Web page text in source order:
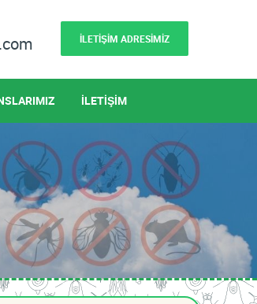
İLETİŞİM ADRESİMİZ
İLETİŞİM